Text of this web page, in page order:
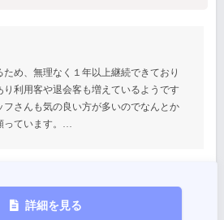
ため、無理なく１年以上継続できており
り利用客や退会客も増えているようです
さんも気の良い方が多いのでなんとか
っています。…
詳細を見る